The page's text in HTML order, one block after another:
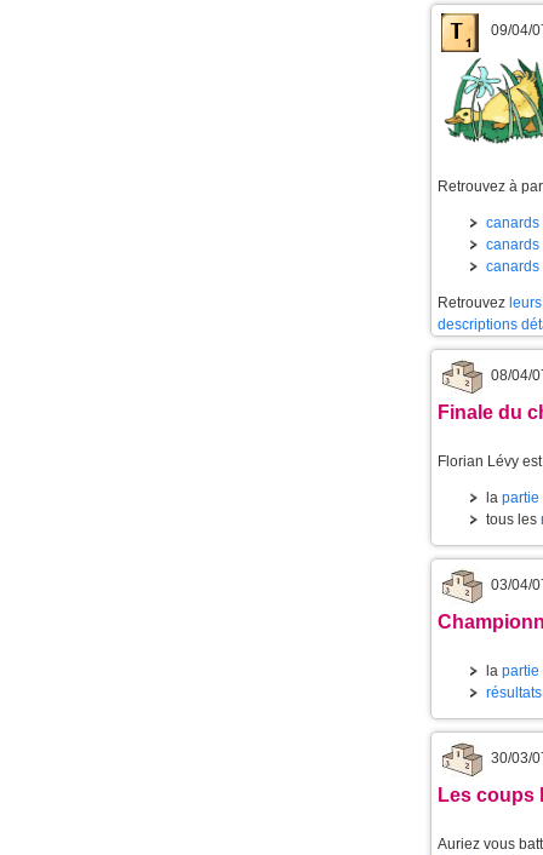
09/04/
Retrouvez à
canards
canards
canards
Retrouvez
descriptions
08/04/
Finale du
Florian Lévy
la partie
tous les
03/04/
la partie
30/03/
Les coups
Auriez vous